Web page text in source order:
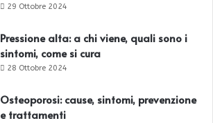
29 Ottobre 2024
Pressione alta: a chi viene, quali sono i
sintomi, come si cura
28 Ottobre 2024
Osteoporosi: cause, sintomi, prevenzione
e trattamenti